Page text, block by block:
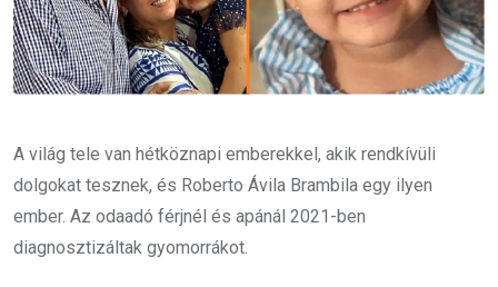
A világ tele van hétköznapi emberekkel, akik rendkívüli
dolgokat tesznek, és Roberto Ávila Brambila egy ilyen
ember. Az odaadó férjnél és apánál 2021-ben
diagnosztizáltak gyomorrákot.